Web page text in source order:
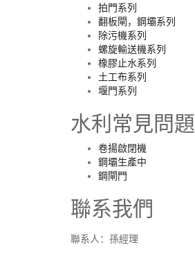
拍門系列
翻板閘，鋼壩系列
除污機系列
螺旋輸送機系列
橡膠止水系列
土工布系列
堰門系列
水利常見問題
卷揚啟閉機
鋼壩生產中
鋼閘門
聯系我們
聯系人：孫經理